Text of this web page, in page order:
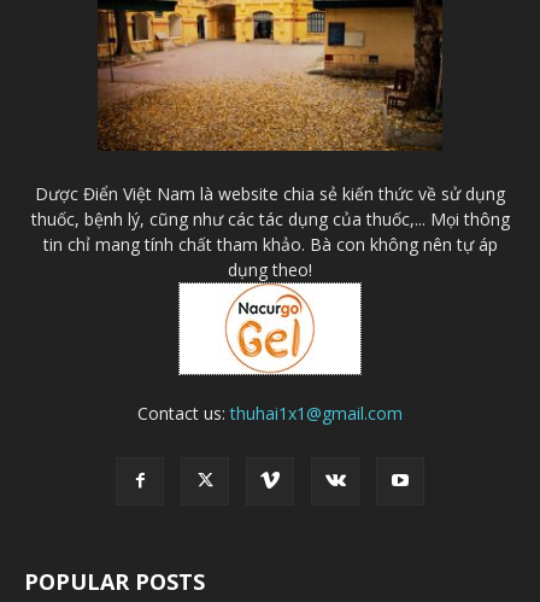
Dược Điển Việt Nam là website chia sẻ kiến thức về sử dụng
thuốc, bệnh lý, cũng như các tác dụng của thuốc,... Mọi thông
tin chỉ mang tính chất tham khảo. Bà con không nên tự áp
dụng theo!
Contact us:thuhai1x1@gmail.com
POPULAR POSTS